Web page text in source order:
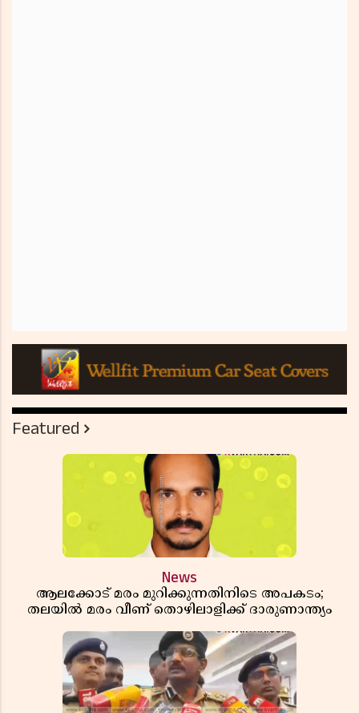
Featured
News
ആലക്കോട് മരം മുറിക്കുന്നതിനിടെ അപകടം;
തലയിൽ മരം വീണ് തൊഴിലാളിക്ക് ദാരുണാന്ത്യം